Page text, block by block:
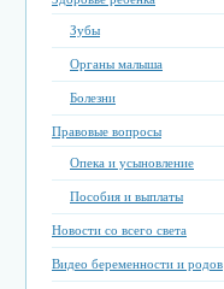
Зубы
Органы малыша
Болезни
Правовые вопросы
Опека и усыновление
Пособия и выплаты
Новости со всего света
Видео беременности и родов